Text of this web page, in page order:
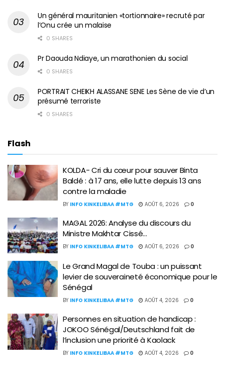
Un général mauritanien «tortionnaire» recruté par
l’Onu crée un malaise
0 SHARES
Pr Daouda Ndiaye, un marathonien du social
0 SHARES
PORTRAIT CHEIKH ALASSANE SENE Les Sène de vie d’un
présumé terroriste
0 SHARES
Flash
KOLDA- Cri du cœur pour sauver Binta
Baldé : à 17 ans, elle lutte depuis 13 ans
contre la maladie
BY INFO KINKELIBAA #MTG AOÛT 6, 2026 0
MAGAL 2026: Analyse du discours du
Ministre Makhtar Cissé…
BY INFO KINKELIBAA #MTG AOÛT 6, 2026 0
Le Grand Magal de Touba : un puissant
levier de souveraineté économique pour le
Sénégal
BY INFO KINKELIBAA #MTG AOÛT 4, 2026 0
Personnes en situation de handicap :
JOKOO Sénégal/Deutschland fait de
l’inclusion une priorité à Kaolack
BY INFO KINKELIBAA #MTG AOÛT 4, 2026 0